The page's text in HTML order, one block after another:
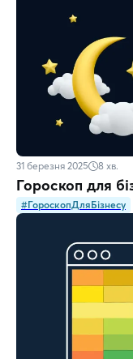
31 березня 2025 8 хв.
Гороскоп для
#ГороскопДляБізнесу